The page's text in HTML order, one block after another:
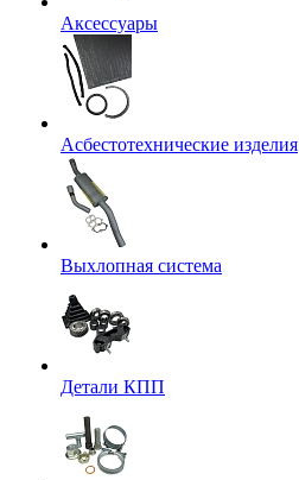
Аксессуары
Асбестотехнические изделия
Выхлопная система
Детали КПП